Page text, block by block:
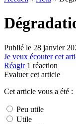
Publié le 28 janvier
Je veux écouter cet
Réagir 1 réaction
Evaluer cet article
Cet article vous a été :
Peu utile
Utile